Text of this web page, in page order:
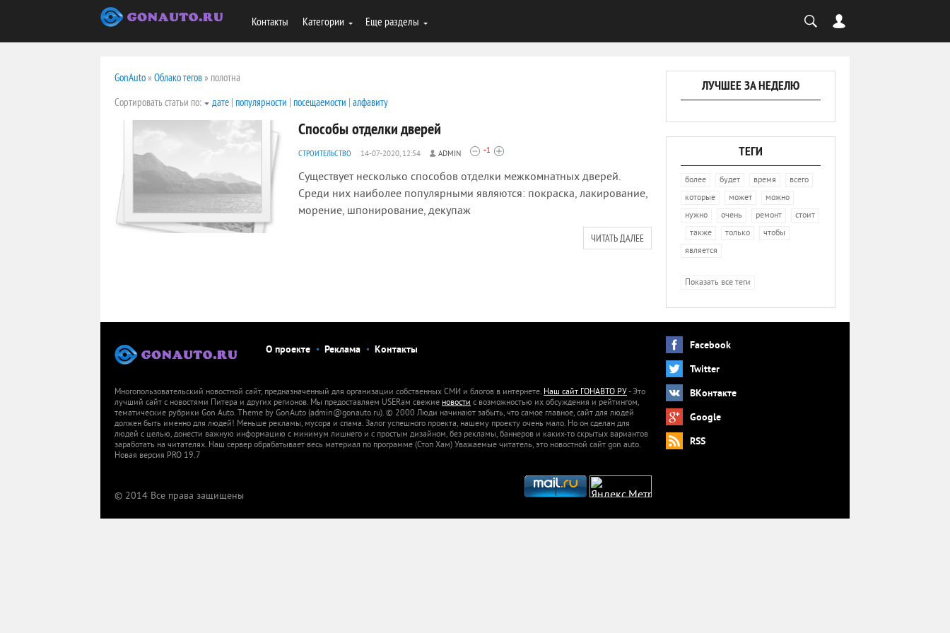
Контакты Категории Еще разделы
GonAuto» Облако тегов» полотна
Сортировать статьи по:
дате | популярности | посещаемости | алфавиту
Способы отделки дверей
СТРОИТЕЛЬСТВО 14-07-2020, 12:54 ADMIN -1
Существует несколько способов отделки межкомнатных дверей.
Среди них наиболее популярными являются: покраска, лакирование,
морение, шпонирование, декупаж
ЧИТАТЬ ДАЛЕЕ
ЛУЧШЕЕ ЗА НЕДЕЛЮ
ТЕГИ
более будет время всего
которые может можно
нужно очень ремонт стоит
также только чтобы
является
Показать все теги
О проекте Реклама Контакты
Многопользовательский новостной сайт, предназначенный для организации собственных СМИ и блогов в интернете. Наш сайт ГОНАВТО РУ- Это
лучший сайт с новостями Питера и других регионов. Мы предоставляем USERам свежие новости с возможностью их обсуждения и рейтингом,
тематические рубрики Gon Auto. Theme by GonAuto (admin@gonauto.ru). © 2000 Люди начинают забыть, что самое главное, сайт для людей
должен быть именно для людей! Меньше рекламы, мусора и спама. Залог успешного проекта, нашему проекту очень мало. Но он сделан для
людей с целью, донести важную информацию с минимум лишнего и с простым дизайном, без рекламы, баннеров и каких-то скрытых вариантов
заработать на читателях. Наш сервер обрабатывает весь материал по программе (Стоп Хам) Уважаемые читатель, это новостной сайт gon auto.
Новая версия PRO 19.7
© 2014 Все права защищены
Facebook
Twitter
ВКонтакте
Google
RSS